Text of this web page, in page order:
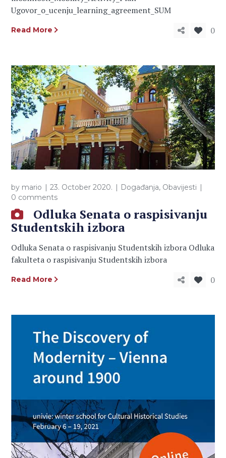
Ugovor_o_ucenju_learning_agreement_SUM
Read More 0
by mario 23. October 2020. Događanja, Obavijesti
0 comments
Odluka Senata o raspisivanju
Studentskih izbora
Odluka Senata o raspisivanju Studentskih izbora Odluka
fakulteta o raspisivanju Studentskih izbora
Read More 0